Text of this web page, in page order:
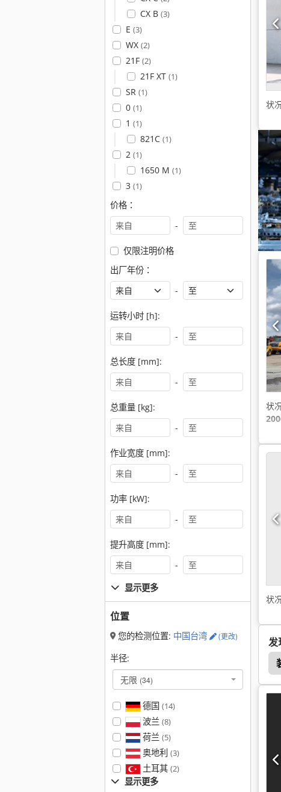
CX B (3)
E (3)
WX (2)
21F (2)
21F XT (1)
SR (1)
0 (1)
1 (1)
821C (1)
2 (1)
1650 M (1)
3 (1)
价格：
-
仅限注明价格
出厂年份：
-
运转小时 [h]:
-
总长度 [mm]:
-
总重量 [kg]:
-
作业宽度 [mm]:
-
功率 [kW]:
-
提升高度 [mm]:
-
显示更多
位置
您的检测位置: 中国台湾 (更改)
半径:
无限 (34)
德国 (14)
波兰 (8)
荷兰 (5)
奥地利 (3)
土耳其 (2)
显示更多
状
状
状
发
Kubota Bx 2370